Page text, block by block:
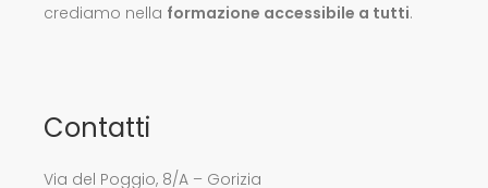
crediamo nella formazione accessibile a tutti.
Contatti
Via del Poggio, 8/A – Gorizia